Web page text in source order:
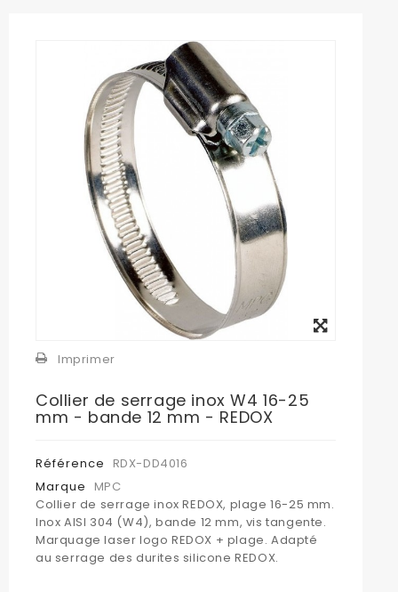
Imprimer
Collier de serrage inox W4 16-25
mm - bande 12 mm - REDOX
Référence
RDX-DD4016
Marque
MPC
Collier de serrage inox REDOX, plage 16-25 mm.
Inox AISI 304 (W4), bande 12 mm, vis tangente.
Marquage laser logo REDOX + plage. Adapté
au serrage des durites silicone REDOX.